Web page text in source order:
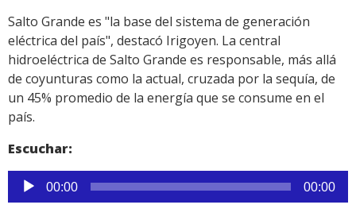
Salto Grande es "la base del sistema de generación
eléctrica del país", destacó Irigoyen. La central
hidroeléctrica de Salto Grande es responsable, más allá
de coyunturas como la actual, cruzada por la sequía, de
un 45% promedio de la energía que se consume en el
país.
Escuchar:
Reproductor
de
00:00 00:00